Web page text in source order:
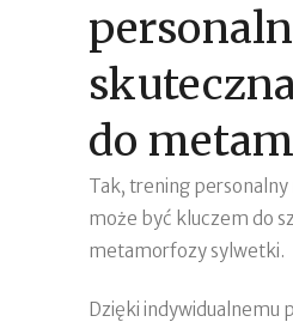
do
Tak, trening personalny
może być kluczem do
metamorfozy sylwetki.
Dzięki indywidualnemu